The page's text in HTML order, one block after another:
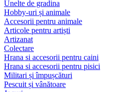
Unelte de gradina
Hobby-uri și animale
Accesorii pentru animale
Articole pentru artiști
Artizanat
Colectare
Hrana si accesorii pentru caini
Hrana si accesorii pentru pisici
Militari și împușcături
Pescuit și vânătoare